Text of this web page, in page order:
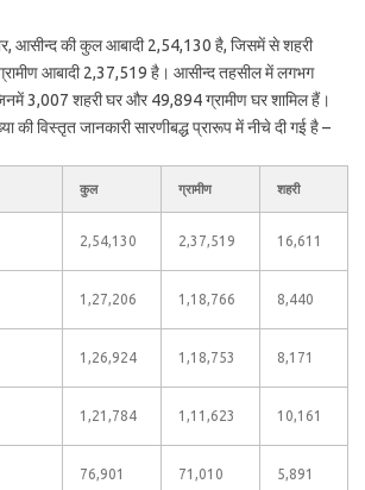
की कुल आबादी 2,54,130 है, जिसमें से शहरी
आबादी 2,37,519 है। आसीन्द तहसील में लगभग
3,007 शहरी घर और 49,894 ग्रामीण घर शामिल हैं।
विस्तृत जानकारी सारणीबद्ध प्रारूप में नीचे दी गई है –
कुल ग्रामीण शहरी
2,54,130 2,37,519 16,611
1,27,206 1,18,766 8,440
1,26,924 1,18,753 8,171
1,21,784 1,11,623 10,161
76,901 71,010 5,891